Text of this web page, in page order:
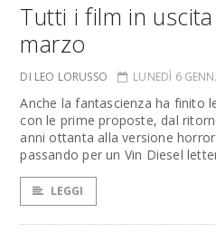
Tutti i film in
marzo
DI LEO LORUSSO LUNEDÌ 6
Anche la fantascienza ha finito
con le prime proposte, dal
anni ottanta alla versione
passando per un Vin Diesel
LEGGI